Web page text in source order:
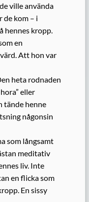
ville använda
de kom – i
hennes kropp.
en
Att hon var
heta rodnaden
eller
tände henne
någonsin
som långsamt
meditativ
liv. Inte
en flicka som
En sissy